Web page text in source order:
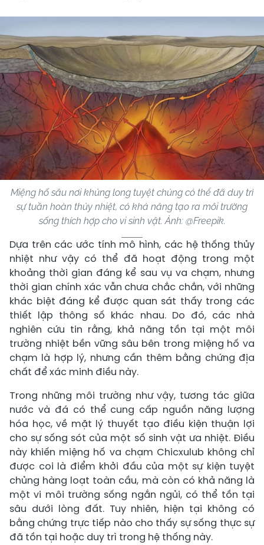
Miệng hố sâu nơi khủng long tuyệt chủng có thể đã duy trì
sự tuần hoàn thủy nhiệt, có khả năng tạo ra môi trường
sống thích hợp cho vi sinh vật. Ảnh: @Freepik.
Dựa trên các ước tính mô hình, các hệ thống thủy
nhiệt như vậy có thể đã hoạt động trong một
khoảng thời gian đáng kể sau vụ va chạm, nhưng
thời gian chính xác vẫn chưa chắc chắn, với những
khác biệt đáng kể được quan sát thấy trong các
thiết lập thông số khác nhau. Do đó, các nhà
nghiên cứu tin rằng, khả năng tồn tại một môi
trường nhiệt bền vững sâu bên trong miệng hố va
chạm là hợp lý, nhưng cần thêm bằng chứng địa
chất để xác minh điều này.
Trong những môi trường như vậy, tương tác giữa
nước và đá có thể cung cấp nguồn năng lượng
hóa học, về mặt lý thuyết tạo điều kiện thuận lợi
cho sự sống sót của một số sinh vật ưa nhiệt. Điều
này khiến miệng hố va chạm Chicxulub không chỉ
được coi là điểm khởi đầu của một sự kiện tuyệt
chủng hàng loạt toàn cầu, mà còn có khả năng là
một vi môi trường sống ngắn ngủi, có thể tồn tại
sâu dưới lòng đất. Tuy nhiên, hiện tại không có
bằng chứng trực tiếp nào cho thấy sự sống thực sự
đã tồn tại hoặc duy trì trong hệ thống này.